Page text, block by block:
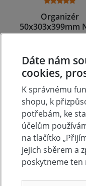
Organizér
50x303x399mm
family
235 Kč
Dáte nám
cookies,
K správnému
shopu, k
potřebám, ke
účelům
na tlačítko
jejich sběrem a
poskytneme ten